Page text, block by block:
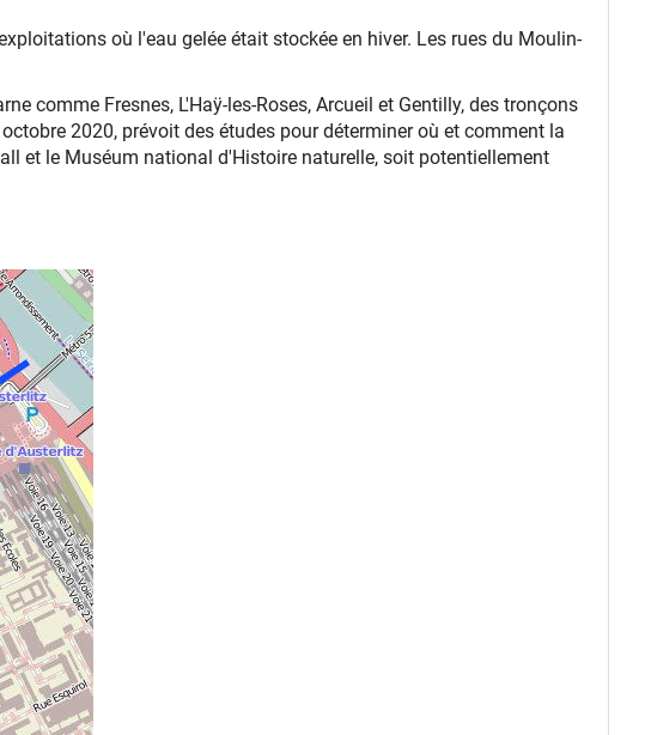
où l'eau gelée était stockée en hiver. Les rues du Moulin-
comme Fresnes, L'Haÿ-les-Roses, Arcueil et Gentilly, des tronçons
2020, prévoit des études pour déterminer où et comment la
et le Muséum national d'Histoire naturelle, soit potentiellement